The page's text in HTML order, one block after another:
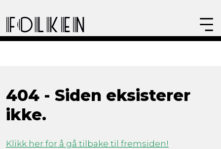
404 - Siden eksisterer
ikke.
Klikk her for å gå tilbake til fremsiden!